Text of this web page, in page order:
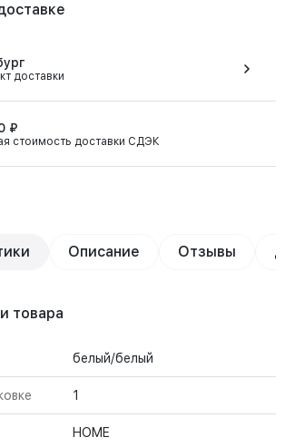
доставки
₽
стоимость доставки СДЭК
Описание Отзывы
товара
белый/белый
1
HOME